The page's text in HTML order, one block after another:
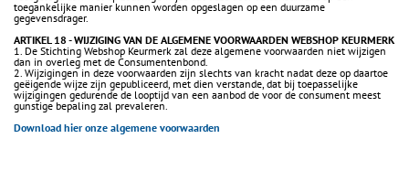
toegankelijke manier kunnen worden opgeslagen op een duurzame
gegevensdrager.
ARTIKEL 18 - WIJZIGING VAN DE ALGEMENE VOORWAARDEN WEBSHOP KEURMERK
1. De Stichting Webshop Keurmerk zal deze algemene voorwaarden niet wijzigen
dan in overleg met de Consumentenbond.
2. Wijzigingen in deze voorwaarden zijn slechts van kracht nadat deze op daartoe
geëigende wijze zijn gepubliceerd, met dien verstande, dat bij toepasselijke
wijzigingen gedurende de looptijd van een aanbod de voor de consument meest
gunstige bepaling zal prevaleren.
Download hier onze algemene voorwaarden